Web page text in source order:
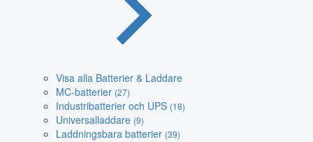
Visa alla Batterier & Laddare
MC-batterier (27)
Industribatterier och UPS (18)
Universalladdare (9)
Laddningsbara batterier (39)